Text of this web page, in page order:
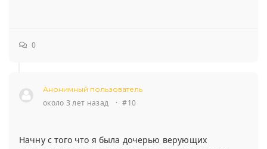
0
Анонимный пользователь
около 3 лет назад · #10
Начну с того что я была дочерью верующих